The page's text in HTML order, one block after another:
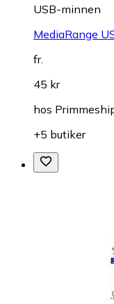
USB-minnen
MediaRange
fr.
45 kr
hos
+5 butiker